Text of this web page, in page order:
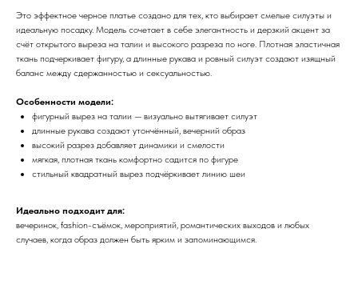
Это эффектное черное платье создано для тех, кто выбирает смелые силуэты и
идеальную посадку. Модель сочетает в себе элегантность и дерзкий акцент за
счёт открытого выреза на талии и высокого разреза по ноге. Плотная эластичная
ткань подчеркивает фигуру, а длинные рукава и ровный силуэт создают изящный
баланс между сдержанностью и сексуальностью.
Особенности модели:
фигурный вырез на талии — визуально вытягивает силуэт
длинные рукава создают утончённый, вечерний образ
высокий разрез добавляет динамики и смелости
мягкая, плотная ткань комфортно садится по фигуре
стильный квадратный вырез подчёркивает линию шеи
Идеально подходит для:
вечеринок, fashion-съёмок, мероприятий, романтических выходов и любых
случаев, когда образ должен быть ярким и запоминающимся.